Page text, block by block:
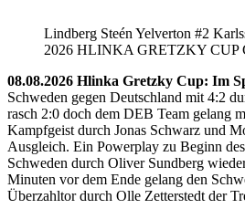
Lindberg Steén Yelverton #2
2026 HLINKA GRETZKY CUP
08.08.2026 Hlinka Gretzky Cup: Im
Schweden gegen Deutschland mit 4:2
rasch 2:0 doch dem DEB Team gelang
Kampfgeist durch Jonas Schwarz und
Ausgleich. Ein Powerplay zu Beginn
Schweden durch Oliver Sundberg
Minuten vor dem Ende gelang den
Überzahltor durch Olle Zetterstedt der